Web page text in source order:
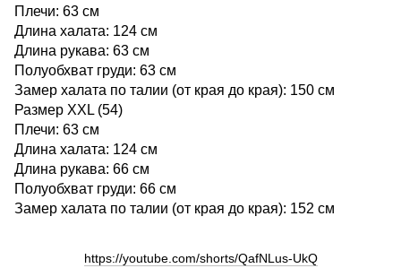
Плечи: 63 см
Длина халата: 124 см
Длина рукава: 63 см
Полуобхват груди: 63 см
Замер халата по талии (от края до края): 150 см
Размер XXL (54)
Плечи: 63 см
Длина халата: 124 см
Длина рукава: 66 см
Полуобхват груди: 66 см
Замер халата по талии (от края до края): 152 см
https://youtube.com/shorts/QafNLus-UkQ